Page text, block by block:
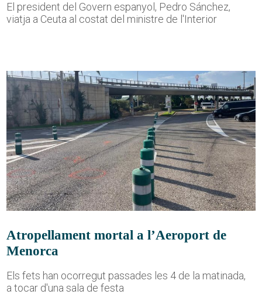
El president del Govern espanyol, Pedro Sánchez,
viatja a Ceuta al costat del ministre de l'Interior
Atropellament mortal a l’Aeroport de
Menorca
Els fets han ocorregut passades les 4 de la matinada,
a tocar d'una sala de festa